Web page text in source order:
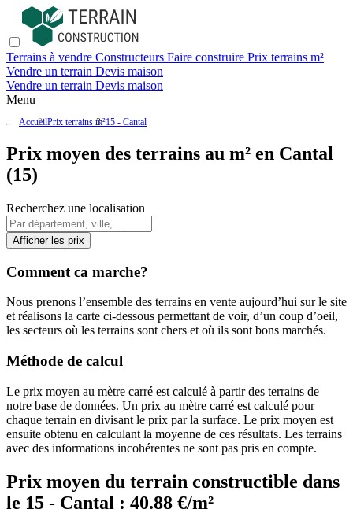
Terrains à vendre Constructeurs Faire construire Prix terrains m²
Vendre un terrain Devis maison
Vendre un terrain Devis maison
Menu
AccueilPrix terrains m²15 - Cantal
Prix moyen des terrains au m² en Cantal
(15)
Recherchez une localisation
Afficher les prix
Comment ca marche?
Nous prenons l’ensemble des terrains en vente aujourd’hui sur le site
et réalisons la carte ci-dessous permettant de voir, d’un coup d’oeil,
les secteurs où les terrains sont chers et où ils sont bons marchés.
Méthode de calcul
Le prix moyen au mètre carré est calculé à partir des terrains de
notre base de données. Un prix au mètre carré est calculé pour
chaque terrain en divisant le prix par la surface. Le prix moyen est
ensuite obtenu en calculant la moyenne de ces résultats. Les terrains
avec des informations incohérentes ne sont pas pris en compte.
Prix moyen du terrain constructible dans
le 15 - Cantal : 40.88 €/m²